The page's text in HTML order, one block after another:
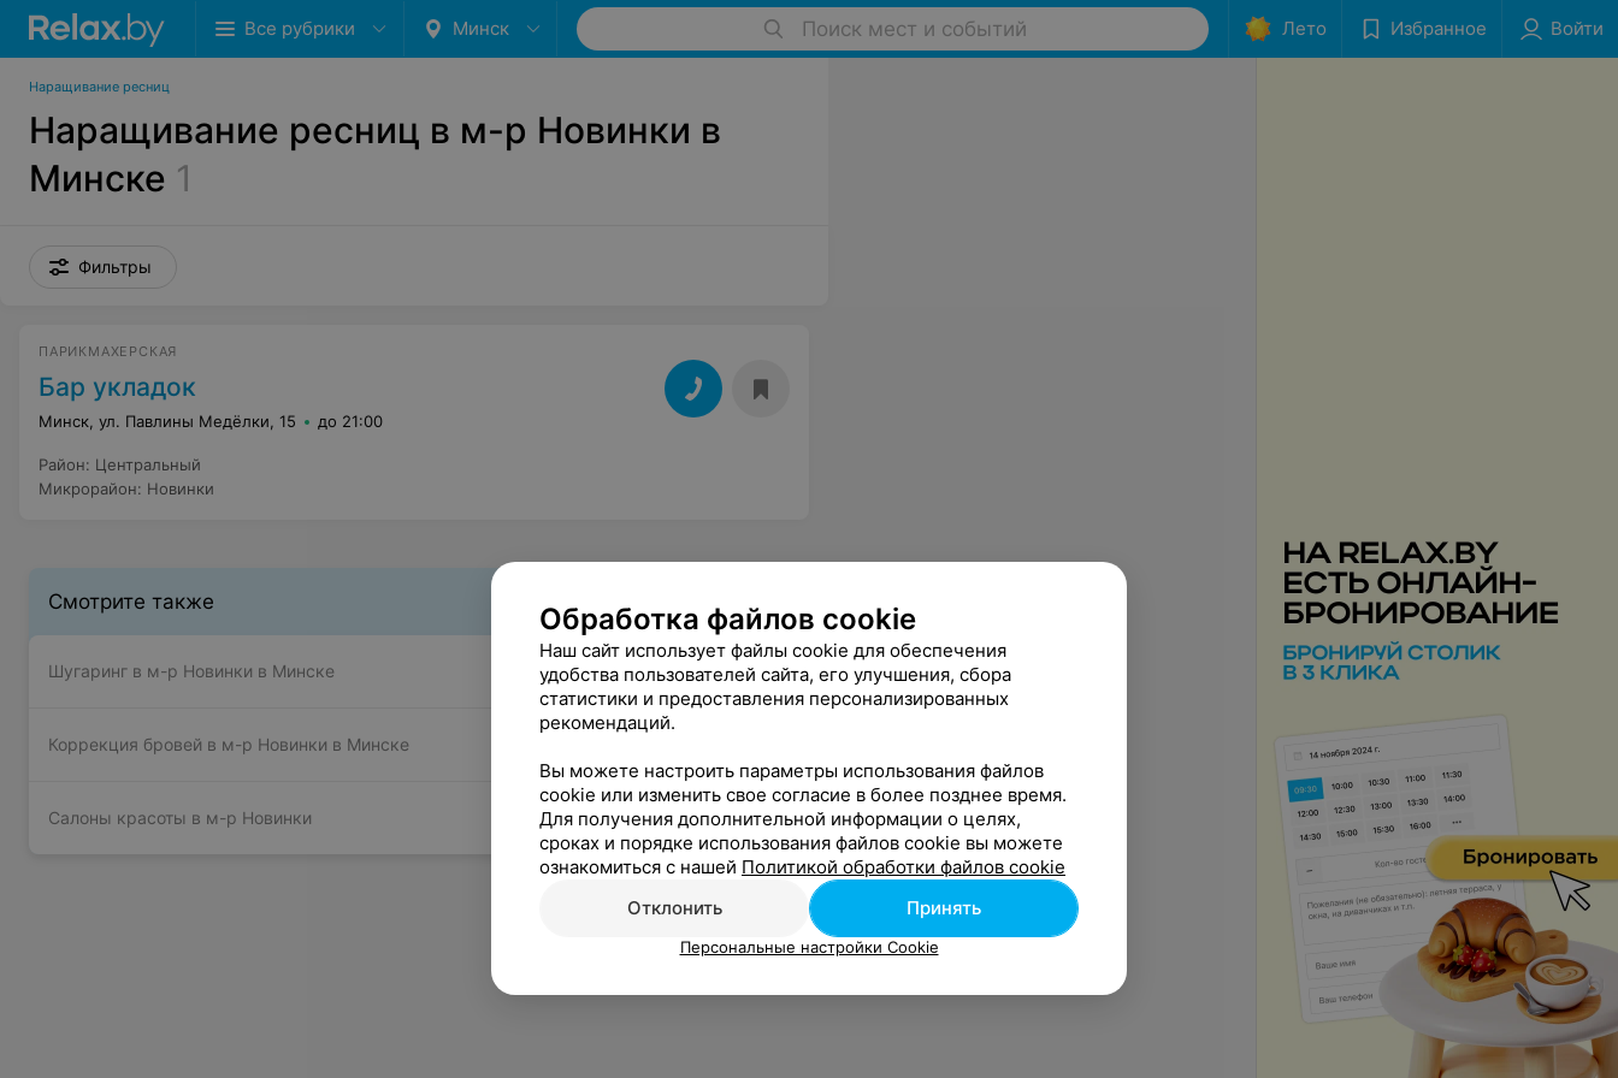
Все рубрики Минск Поиск мест и событий Лето Избранное Войти
Наращивание ресниц
Наращивание ресниц в м-р Новинки в
Минске 1
Фильтры
ПАРИКМАХЕРСКАЯ
Бар укладок
Минск, ул. Павлины Медёлки, 15 до 21:00
Район: Центральный
Микрорайон: Новинки
Смотрите также
Шугаринг в м-р Новинки в Минске
Коррекция бровей в м-р Новинки в Минске
Салоны красоты в м-р Новинки
Обработка файлов cookie
Наш сайт использует файлы cookie для обеспечения
удобства пользователей сайта, его улучшения, сбора
статистики и предоставления персонализированных
рекомендаций.
Вы можете настроить параметры использования файлов
cookie или изменить свое согласие в более позднее время.
Для получения дополнительной информации о целях,
сроках и порядке использования файлов cookie вы можете
ознакомиться с нашей Политикой обработки файлов cookie
Отклонить
Принять
Персональные настройки Cookie